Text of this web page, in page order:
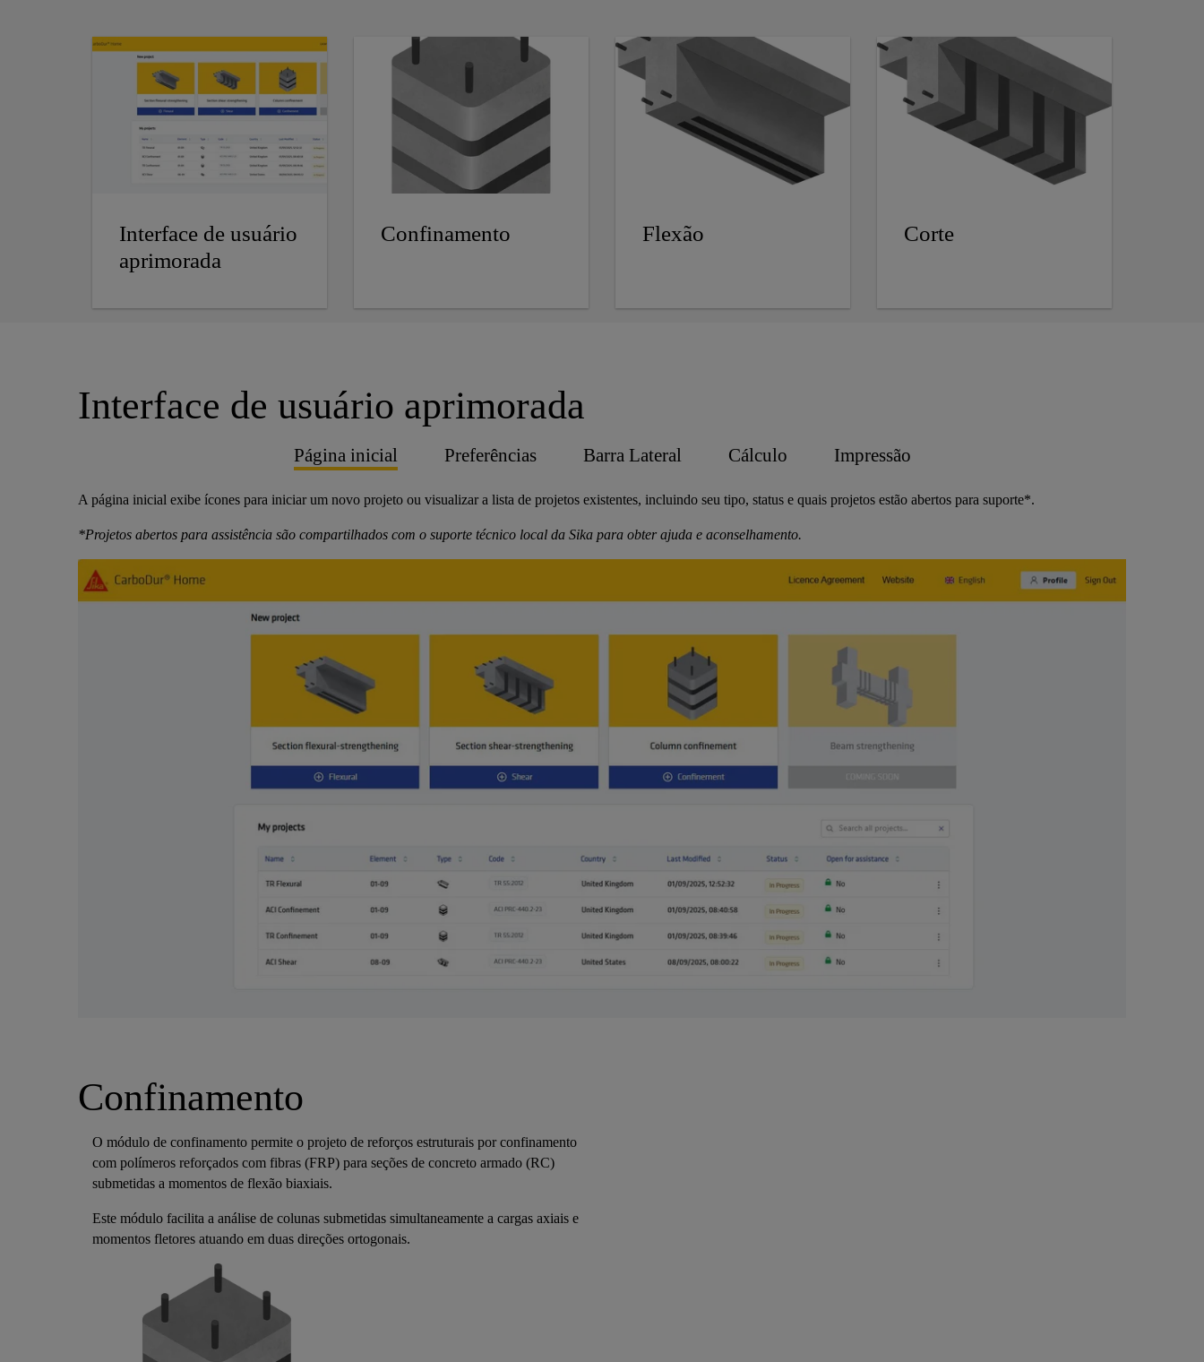
Interface de usuário
aprimorada
Confinamento Flexão Corte
Interface de usuário aprimorada
Página inicial Preferências Barra Lateral Cálculo Impressão
A página inicial exibe ícones para iniciar um novo projeto ou visualizar a lista de projetos existentes, incluindo seu tipo, status e quais projetos estão abertos para suporte*.
*Projetos abertos para assistência são compartilhados com o suporte técnico local da Sika para obter ajuda e aconselhamento.
Confinamento
O módulo de confinamento permite o projeto de reforços estruturais por confinamento
com polímeros reforçados com fibras (FRP) para seções de concreto armado (RC)
submetidas a momentos de flexão biaxiais.
Este módulo facilita a análise de colunas submetidas simultaneamente a cargas axiais e
momentos fletores atuando em duas direções ortogonais.